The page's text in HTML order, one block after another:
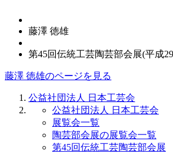
藤澤 徳雄
第45回伝統工芸陶芸部会展(平成
藤澤 徳雄のページを見る
公益社団法人 日本工芸会
公益社団法人 日本工芸会
展覧会一覧
陶芸部会展の展覧会一覧
第45回伝統工芸陶芸部会展